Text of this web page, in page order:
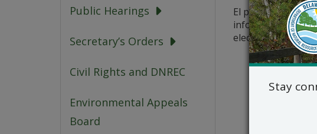
Public Hearings
Secretary’s Orders
Civil Rights and DNREC
Environmental Appeals
Board
El período de
información
electrónico al
Stay